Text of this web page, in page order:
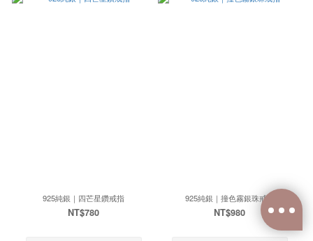
925純銀｜四芒星鑽戒指
NT$780
925純銀｜撞色霧銀珠戒指
NT$980